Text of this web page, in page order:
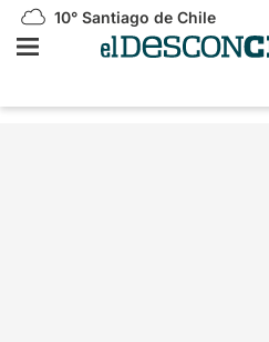
10° Santiago de Chile